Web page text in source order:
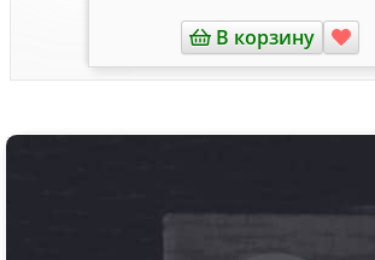
В корзину